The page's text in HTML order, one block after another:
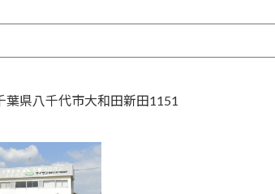
葉県八千代市大和田新田1151